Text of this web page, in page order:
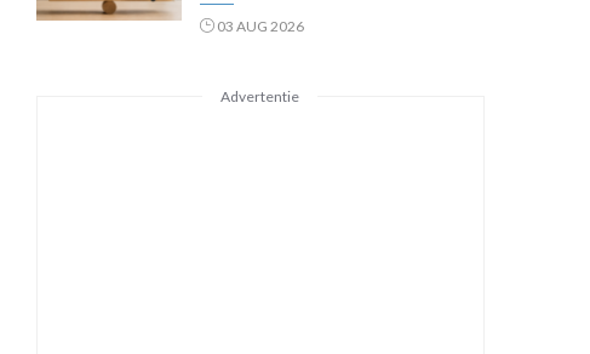
03 AUG 2026
Advertentie